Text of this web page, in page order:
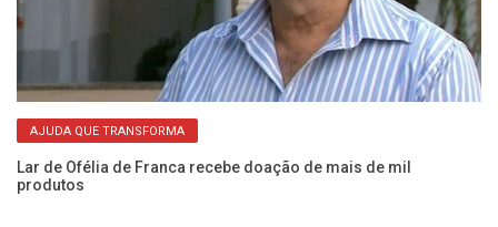
AJUDA QUE TRANSFORMA
​Lar de Ofélia de Franca recebe doação de mais de mil
produtos